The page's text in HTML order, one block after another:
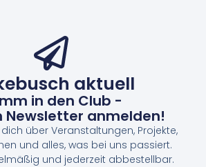
aktuell
in den Club -
Newsletter anmelden!
über Veranstaltungen, Projekte,
und alles, was bei uns passiert.
und jederzeit abbestellbar.